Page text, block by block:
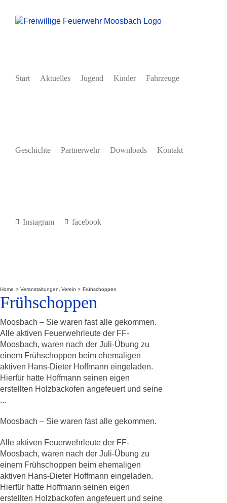
Inhalt
Start Aktuelles Jugend Kinder Fahrzeuge
Geschichte Partnerwehr Downloads Kontakt
Instagram facebook
Home Veranstaltungen Verein Frühschoppen
Frühschoppen
Moosbach – Sie waren fast alle gekommen.
Alle aktiven Feuerwehrleute der FF-
Moosbach, waren nach der Juli-Übung zu
einem Frühschoppen beim ehemaligen
aktiven Hans-Dieter Hoffmann eingeladen.
Hierfür hatte Hoffmann seinen eigen
erstellten Holzbackofen angefeuert und seine
...
Moosbach – Sie waren fast alle gekommen.
Alle aktiven Feuerwehrleute der FF-
Moosbach, waren nach der Juli-Übung zu
einem Frühschoppen beim ehemaligen
aktiven Hans-Dieter Hoffmann eingeladen.
Hierfür hatte Hoffmann seinen eigen
erstellten Holzbackofen angefeuert und seine